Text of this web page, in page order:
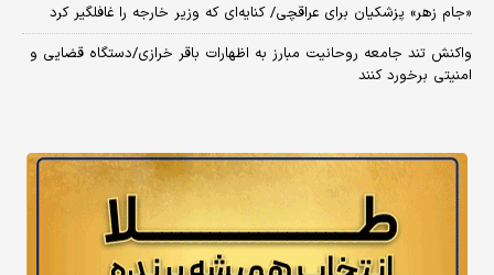
«جام زهر» پزشکیان برای عراقچی/ کنایه‌ای که وزیر خارجه را غافلگیر کرد
واکنش تند جامعه روحانیت مبارز به اظهارات باقر خرازی/دستگاه قضایی و
امنیتی برخورد کنند